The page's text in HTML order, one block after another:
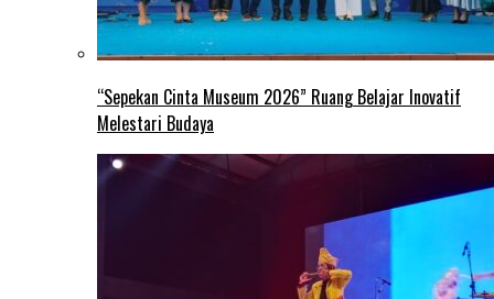
“Sepekan Cinta Museum 2026” Ruang Belajar Inovatif
Melestari Budaya